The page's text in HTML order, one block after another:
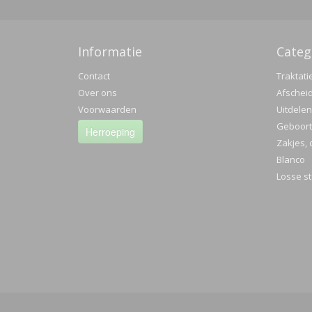
Informatie
Contact
Over ons
Voorwaarden
Herroeping
Afscheid
Uitdelen
Zakjes,
Blanco
Losse